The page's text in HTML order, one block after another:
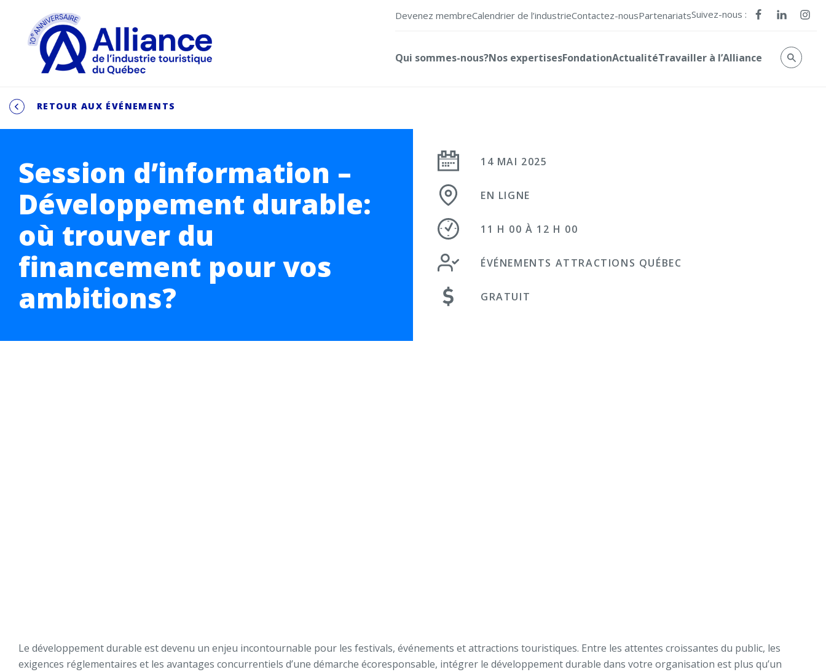
Devenez membreCalendrier de l’industrieContactez-nousPartenariatsSuivez-nous :
Qui sommes-nous?Nos expertisesFondationActualitéTravailler à l’Alliance
RETOUR AUX ÉVÉNEMENTS
Session d’information –
Développement durable:
où trouver du
financement pour vos
ambitions?
14 MAI 2025
EN LIGNE
11 H 00 À 12 H 00
ÉVÉNEMENTS ATTRACTIONS QUÉBEC
GRATUIT
Le développement durable est devenu un enjeu incontournable pour les festivals, événements et attractions touristiques. Entre les attentes croissantes du public, les
exigences réglementaires et les avantages concurrentiels d’une démarche écoresponsable, intégrer le développement durable dans votre organisation est plus qu’un